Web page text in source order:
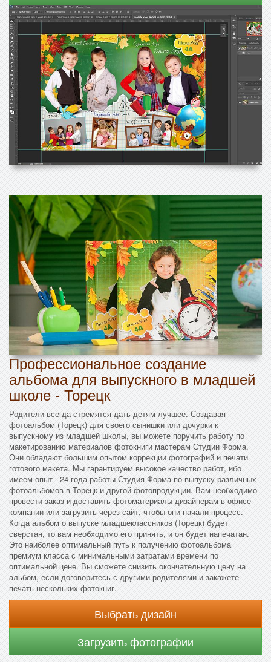
Профессиональное создание
альбома для выпускного в младшей
школе - Торецк
Родители всегда стремятся дать детям лучшее. Создавая
фотоальбом (Торецк) для своего сынишки или дочурки к
выпускному из младшей школы, вы можете поручить работу по
макетированию материалов фотокниги мастерам Студии Форма.
Они обладают большим опытом коррекции фотографий и печати
готового макета. Мы гарантируем высокое качество работ, ибо
имеем опыт - 24 года работы Студия Форма по выпуску различных
фотоальбомов в Торецк и другой фотопродукции. Вам необходимо
провести заказ и доставить фотоматериалы дизайнерам в офисе
компании или загрузить через сайт, чтобы они начали процесс.
Когда альбом о выпуске младшеклассников (Торецк) будет
сверстан, то вам необходимо его принять, и он будет напечатан.
Это наиболее оптимальный путь к получению фотоальбома
премиум класса с минимальными затратами времени по
оптимальной цене. Вы сможете снизить окончательную цену на
альбом, если договоритесь с другими родителями и закажете
печать нескольких фотокниг.
Выбрать дизайн
Загрузить фотографии